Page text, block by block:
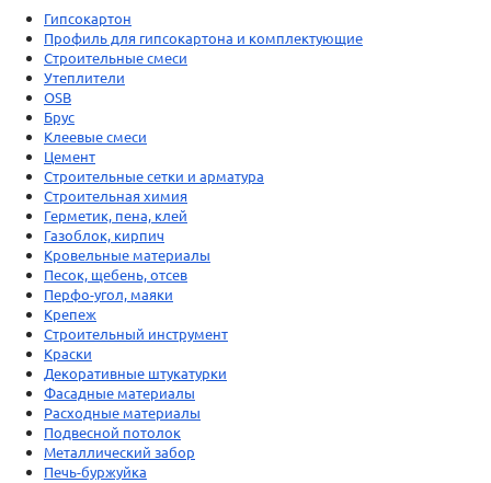
Гипсокартон
Профиль для гипсокартона и комплектующие
Строительные смеси
Утеплители
OSB
Брус
Клеевые смеси
Цемент
Строительные сетки и арматура
Строительная химия
Герметик, пена, клей
Газоблок, кирпич
Кровельные материалы
Песок, щебень, отсев
Перфо-угол, маяки
Крепеж
Строительный инструмент
Краски
Декоративные штукатурки
Фасадные материалы
Расходные материалы
Подвесной потолок
Металлический забор
Печь-буржуйка